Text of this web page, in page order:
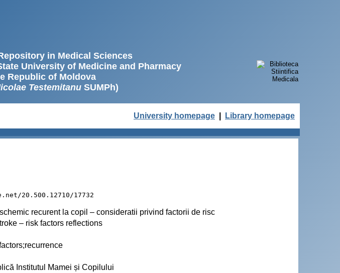
in Medical Sciences
University of Medicine and Pharmacy
Republic of Moldova
TestemitanuSUMPh)
University homepage Library homepage
20.500.12710/17732
recurent la copil – consideratii privind factorii de risc
– risk factors reflections
Institutul Mamei și Copilului